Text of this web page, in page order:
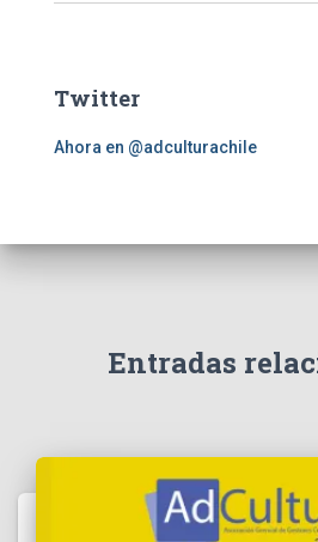
r
Twitter
Ahora en @adculturachile
Entradas